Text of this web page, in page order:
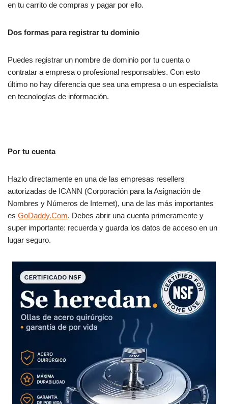
en tu carrito de compras y pagar por ello.
Dos formas para registrar tu dominio
Puedes registrar un nombre de dominio por tu cuenta o
contratar a empresa o profesional responsables. Con esto
último no hay diferencia que sea una empresa o un especialista
en tecnologías de información.
Por tu cuenta
Hazlo directamente en una de las empresas resellers
autorizadas de ICANN (Corporación para la Asignación de
Nombres y Números de Internet), una de las más importantes
es GoDaddy.Com. Debes abrir una cuenta primeramente y
super importante: recuerda y guarda los datos de acceso en un
lugar seguro.